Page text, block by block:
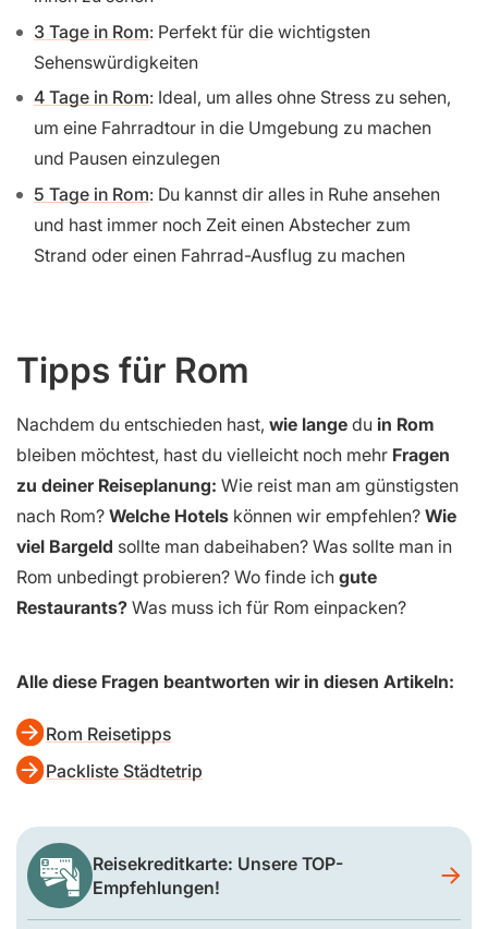
3 Tage in Rom: Perfekt für die wichtigsten
Sehenswürdigkeiten
4 Tage in Rom: Ideal, um alles ohne Stress zu sehen,
um eine Fahrradtour in die Umgebung zu machen
und Pausen einzulegen
5 Tage in Rom: Du kannst dir alles in Ruhe ansehen
und hast immer noch Zeit einen Abstecher zum
Strand oder einen Fahrrad-Ausflug zu machen
Tipps für Rom
Nachdem du entschieden hast, wie lange du in Rom
bleiben möchtest, hast du vielleicht noch mehr Fragen
zu deiner Reiseplanung: Wie reist man am günstigsten
nach Rom? Welche Hotels können wir empfehlen? Wie
viel Bargeld sollte man dabeihaben? Was sollte man in
Rom unbedingt probieren? Wo finde ich gute
Restaurants? Was muss ich für Rom einpacken?
Alle diese Fragen beantworten wir in diesen Artikeln:
Rom Reisetipps
Packliste Städtetrip
Reisekreditkarte: Unsere TOP-
Empfehlungen!